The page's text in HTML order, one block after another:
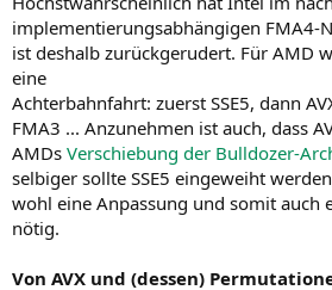
implementierungsabhängigen FMA4-
ist deshalb zurückgerudert. Für AMD
eine
Achterbahnfahrt: zuerst SSE5, dann
FMA3 ... Anzunehmen ist auch, dass
AMDs Verschiebung der Bulldozer-
selbiger sollte SSE5 eingeweiht
wohl eine Anpassung und somit auch
nötig.
Von AVX und (dessen)